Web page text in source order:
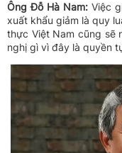
Ông Đỗ Hà Nam:Việc
xuất khẩu giảm là quy
thực Việt Nam cũng sẽ
nghị gì vì đây là quyền